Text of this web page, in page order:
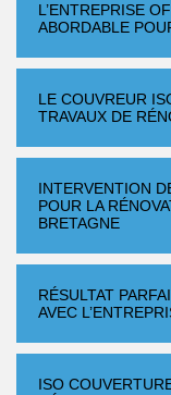
L’ENTREPRISE
ABORDABLE
LE COUVREUR
TRAVAUX DE
INTERVENTION
POUR LA
BRETAGNE
RÉSULTAT
AVEC
ISO